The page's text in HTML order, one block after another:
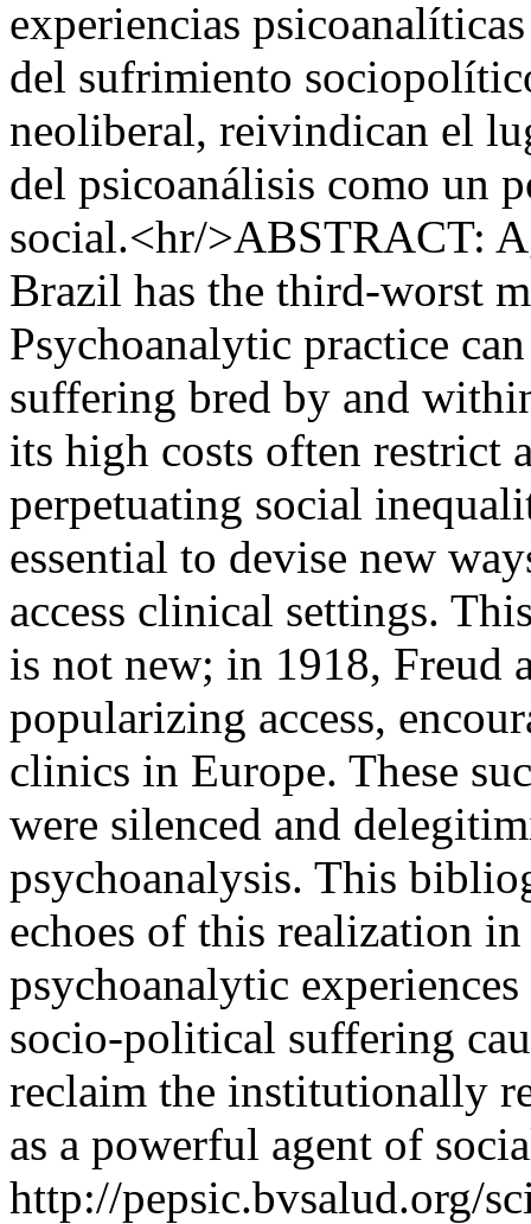
experiencias
del sufrimiento
neoliberal, reivindican el
del psicoanálisis como un
social.<hr/>ABSTRACT:
Brazil has the third-worst
Psychoanalytic practice
suffering bred by and
its high costs often restrict
perpetuating social
essential to devise new
access clinical settings.
is not new; in 1918, Freud
popularizing access,
clinics in Europe. These
were silenced and
psychoanalysis. This
echoes of this realization
psychoanalytic
socio-political suffering
reclaim the institutionally
as a powerful agent of
http://pepsic.bvsalud.org/